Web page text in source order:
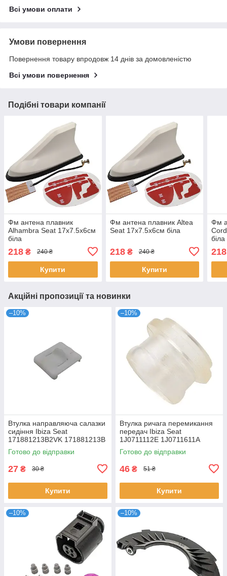
Всі умови оплати
Умови повернення
Повернення товару впродовж 14 днів за домовленістю
Всі умови повернення
Подібні товари компанії
Фм антена плавник
Alhambra Seat 17x7.5x6см
біла
218 ₴ 240 ₴
Купити
Фм антена плавник Altea
Seat 17x7.5x6см біла
218₴ 240 ₴
Купити
Фм
біла
218
Акційні пропозиції та новинки
–10%
Втулка направляюча салазки
сидіння Ibiza Seat
171881213B2VK 171881213B
Готово до відправки
27 ₴ 30 ₴
Купити
–10%
Втулка ричага перемикання
передач Ibiza Seat
1J0711112E 1J0711611A
1J0711437C
Готово до відправки
46 ₴ 51 ₴
Купити
–10% –10%